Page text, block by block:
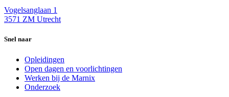
Vogelsanglaan 1
3571 ZM Utrecht
Snel naar
Opleidingen
Open dagen en voorlichtingen
Werken bij de Marnix
Onderzoek